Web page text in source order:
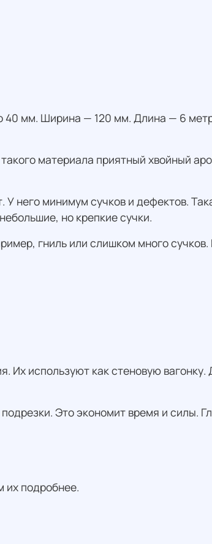
мм. Ширина — 120 мм. Длина — 6
материала приятный хвойный
минимум сучков и дефектов.
но крепкие сучки.
гниль или слишком много
Их используют как стеновую
Это экономит время и силы.
их подробнее.